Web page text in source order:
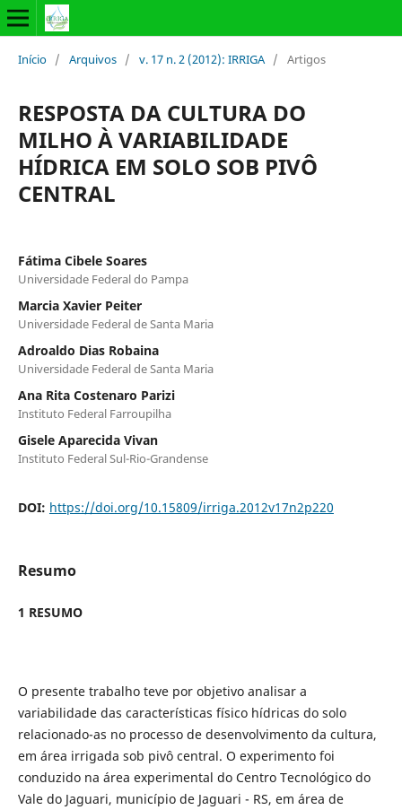
Início / Arquivos / v. 17 n. 2 (2012): IRRIGA / Artigos
RESPOSTA DA CULTURA DO
MILHO À VARIABILIDADE
HÍDRICA EM SOLO SOB PIVÔ
CENTRAL
Fátima Cibele Soares
Universidade Federal do Pampa
Marcia Xavier Peiter
Universidade Federal de Santa Maria
Adroaldo Dias Robaina
Universidade Federal de Santa Maria
Ana Rita Costenaro Parizi
Instituto Federal Farroupilha
Gisele Aparecida Vivan
Instituto Federal Sul-Rio-Grandense
DOI: https://doi.org/10.15809/irriga.2012v17n2p220
Resumo
1 RESUMO
O presente trabalho teve por objetivo analisar a
variabilidade das características físico hídricas do solo
relacionado-as no processo de desenvolvimento da cultura,
em área irrigada sob pivô central. O experimento foi
conduzido na área experimental do Centro Tecnológico do
Vale do Jaguari, município de Jaguari - RS, em área de